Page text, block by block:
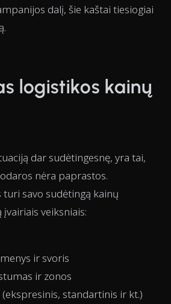
dalį, šie kaštai tiesiogiai
logistikos kainų
dar sudėtingesnę, yra tai,
nėra paprastos.
turi savo sudėtingą kainų
veiksniais:
ir svoris
ir zonos
(ekspresinis, standartinis ir kt.)